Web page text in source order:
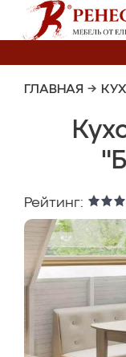
ГЛАВНАЯ →
Рейтинг: